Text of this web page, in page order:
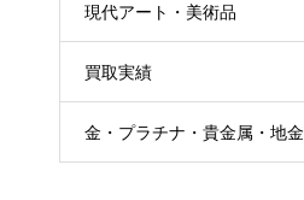
現代アート・美術品
買取実績
金・プラチナ・貴金属・地金